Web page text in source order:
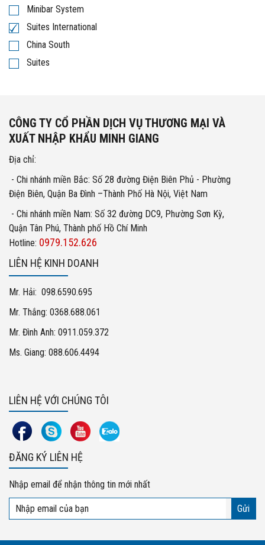
Minibar System
Suites International
China South
Suites
CÔNG TY CỔ PHẦN DỊCH VỤ THƯƠNG MẠI VÀ
XUẤT NHẬP KHẨU MINH GIANG
Địa chỉ:
- Chi nhánh miền Bắc: Số 28 đường Điện Biên Phủ - Phường
Điện Biên, Quận Ba Đình –Thành Phố Hà Nội, Việt Nam
- Chi nhánh miền Nam: Số 32 đường DC9, Phường Sơn Kỳ,
Quận Tân Phú, Thành phố Hồ Chí Minh
Hotline: 0979.152.626
LIÊN HỆ KINH DOANH
Mr. Hải: 098.6590.695
Mr. Thắng: 0368.688.061
Mr. Đình Anh: 0911.059.372
Ms. Giang: 088.606.4494
LIÊN HỆ VỚI CHÚNG TÔI
ĐĂNG KÝ LIÊN HỆ
Nhập email để nhận thông tin mới nhất